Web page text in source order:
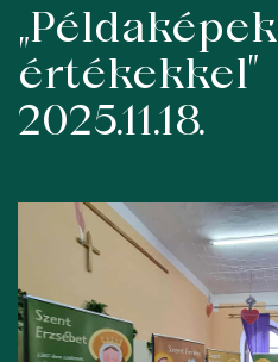
Skip
content
értékekkel”
2025.11.18.